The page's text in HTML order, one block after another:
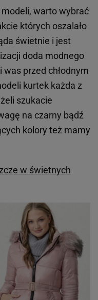
modeli, warto wybrać
których oszalało
świetnie i jest
doda modnego
przed chłodnym
kurtek każda z
szukacie
na czarny bądź
kolory też mamy
w świetnych